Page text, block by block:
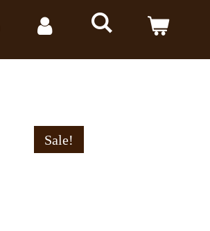
Sale!